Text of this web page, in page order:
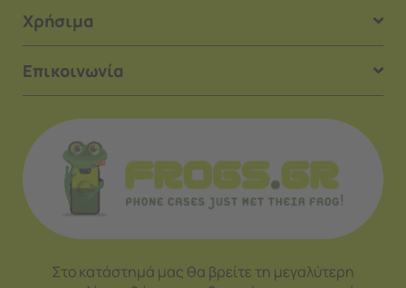
Χρήσιμα
Επικοινωνία
Στο κατάστημά μας θα βρείτε τη μεγαλύτερη